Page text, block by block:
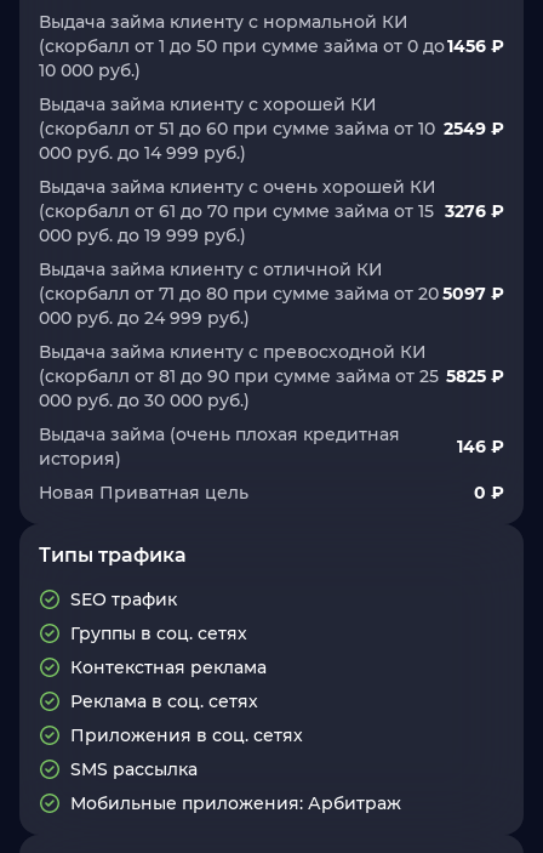
Выдача займа клиенту с нормальной КИ
(cкорбалл от 1 до 50 при сумме займа от 0 до
10 000 руб.)
1456 ₽
Выдача займа клиенту с хорошей КИ
(cкорбалл от 51 до 60 при сумме займа от 10
000 руб. до 14 999 руб.)
2549 ₽
Выдача займа клиенту с очень хорошей КИ
(cкорбалл от 61 до 70 при сумме займа от 15
000 руб. до 19 999 руб.)
3276 ₽
Выдача займа клиенту с отличной КИ
(cкорбалл от 71 до 80 при сумме займа от 20
000 руб. до 24 999 руб.)
5097 ₽
Выдача займа клиенту с превосходной КИ
(cкорбалл от 81 до 90 при сумме займа от 25
000 руб. до 30 000 руб.)
5825 ₽
Выдача займа (очень плохая кредитная
история)
146 ₽
Новая Приватная цель 0 ₽
Типы трафика
SEO трафик
Группы в соц. сетях
Контекстная реклама
Реклама в соц. сетях
Приложения в соц. сетях
SMS рассылка
Мобильные приложения: Арбитраж